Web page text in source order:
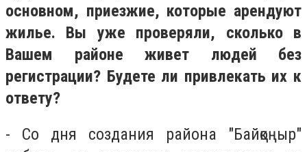
основном, приезжие, которые арендуют
жилье. Вы уже проверяли, сколько в
Вашем районе живет людей без
регистрации? Будете ли привлекать их к
ответу?
- Со дня создания района "Байқоңыр"